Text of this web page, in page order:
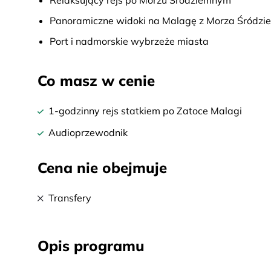
Panoramiczne widoki na Malagę z Morza
Port i nadmorskie wybrzeże miasta
Co masz w cenie
1-godzinny rejs statkiem po Zatoce Malagi
Audioprzewodnik
Cena nie obejmuje
Transfery
Opis programu